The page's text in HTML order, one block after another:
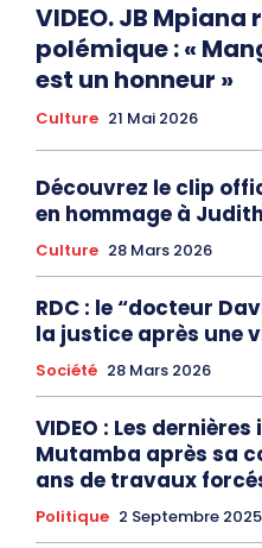
VIDEO. JB
polémique : «
est un honneur »
Culture 21 Mai 2026
Découvrez le clip
en hommage à
Culture 28 Mars 2026
RDC : le “docteur
la justice après une
Société 28 Mars 2026
VIDEO : Les
Mutamba après sa
ans de travaux
Politique 2 Septembre 2025